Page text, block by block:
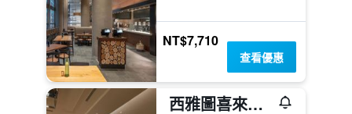
NT$7,710
查看優惠
西雅圖喜來登酒店